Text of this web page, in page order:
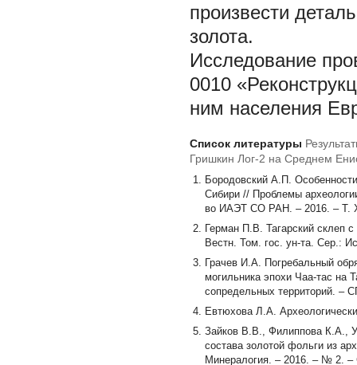
произвести
золота.
Исследование
0010
ним населения
Список литературы
Гришкин Лог-2 на Среднем
Бородовский А.П.
Сибири // Проблемы
во ИАЭТ СО РАН. – 2016. – Т.
Герман П.В. Тагарский склеп
Вестн. Том. гос. ун-та. Сер.:
Грачев И.А. Погребальный
могильника эпохи Чаа-тас на
сопредельных территорий.
Евтюхова Л.А.
Зайков В.В., Филиппова К.А.,
состава золотой фольги из
Минералогия. – 2016. – № 2. –